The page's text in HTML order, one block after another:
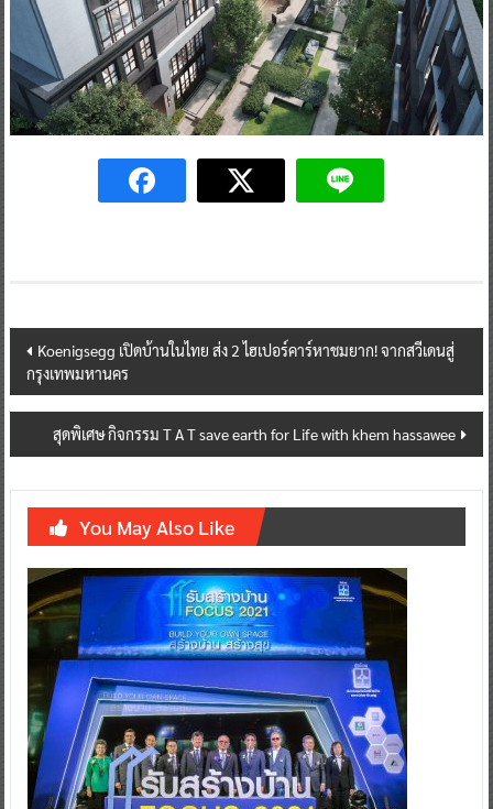
Post
navigation
Koenigsegg เปิดบ้านในไทย ส่ง 2 ไฮเปอร์คาร์หาชมยาก! จากสวีเดนสู่
กรุงเทพมหานคร
สุดพิเศษ กิจกรรม T A T save earth for Life with khem hassawee
You May Also Like